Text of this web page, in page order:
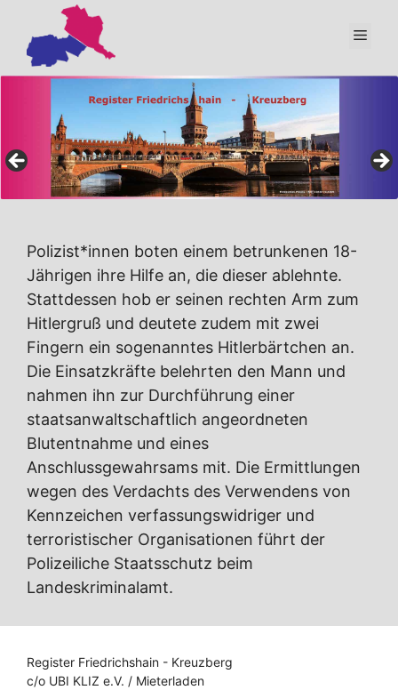
Inhalt
springen
Polizist*innen boten einem betrunkenen 18-
Jährigen ihre Hilfe an, die dieser ablehnte.
Stattdessen hob er seinen rechten Arm zum
Hitlergruß und deutete zudem mit zwei
Fingern ein sogenanntes Hitlerbärtchen an.
Die Einsatzkräfte belehrten den Mann und
nahmen ihn zur Durchführung einer
staatsanwaltschaftlich angeordneten
Blutentnahme und eines
Anschlussgewahrsams mit. Die Ermittlungen
wegen des Verdachts des Verwendens von
Kennzeichen verfassungswidriger und
terroristischer Organisationen führt der
Polizeiliche Staatsschutz beim
Landeskriminalamt.
Register Friedrichshain - Kreuzberg
c/o UBI KLIZ e.V. / Mieterladen